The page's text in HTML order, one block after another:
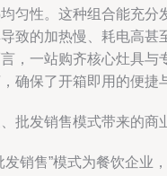
匀性。这种组合能充分
致的加热慢、耗电高甚
，一站购齐核心灶具与
确保了开箱即用的便捷
批发销售模式带来的商
发销售”模式为餐饮企业